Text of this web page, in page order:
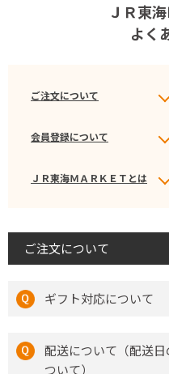
ＪＲ東
よく
ご注文について
会員登録について
ＪＲ東海ＭＡＲＫＥＴとは
ご注文について
ギフト対応について
配送について（配送
ついて）